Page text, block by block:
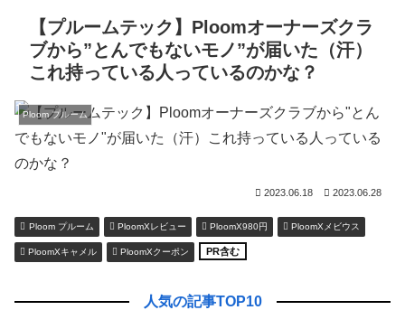
【プルームテック】Ploomオーナーズクラ
ブから”とんでもないモノ”が届いた（汗）
これ持っている人っているのかな？
Ploom プルーム
2023.06.18 2023.06.28
Ploom プルーム PloomXレビュー PloomX980円 PloomXメビウス
PloomXキャメル PloomXクーポン PR含む
人気の記事TOP10